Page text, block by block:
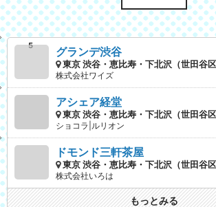
グランデ渋谷
東京 渋谷・恵比寿・下北沢（世田谷区
株式会社ワイズ
アシェア経堂
東京 渋谷・恵比寿・下北沢（世田谷区
ショコラ|ルリオン
ドモンド三軒茶屋
東京 渋谷・恵比寿・下北沢（世田谷区
株式会社いろは
もっとみる